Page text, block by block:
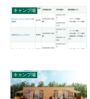
キャンプ場
キャンプ場